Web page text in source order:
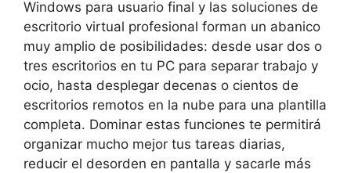
Windows para usuario final y las soluciones de
escritorio virtual profesional forman un abanico
muy amplio de posibilidades: desde usar dos o
tres escritorios en tu PC para separar trabajo y
ocio, hasta desplegar decenas o cientos de
escritorios remotos en la nube para una plantilla
completa. Dominar estas funciones te permitirá
organizar mucho mejor tus tareas diarias,
reducir el desorden en pantalla y sacarle más